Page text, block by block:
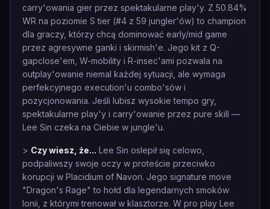
carry'owania gier przez spektakularne play'y. Z 50.84%
WR na poziomie S tier (#4 z 59 jungler'ów) to champion
dla graczy, którzy chcą dominować early/mid game
przez agresywne ganki i skirmish'e. Jego kit z Q-
gapclose'em, W-mobility i R-insec'ami pozwala na
outplay'owanie niemal każdej sytuacji, ale wymaga
perfekcyjnego execution'u combo'sów i
pozycjonowania. Jeśli lubisz wysokie tempo gry,
spektakularne play'y i carry'owanie przez pure skill —
Lee Sin czeka na Ciebie w jungle'u.
> Czy wiesz, że... Lee Sin oslepił się celowo,
podpaliwszy swoje oczy w proteście przeciwko
korupcji w Placidium of Navori. Jego signature move
"Dragon's Rage" to hołd dla legendarnych smoków
Ionii, z którymi trenował w klasztorze. W pro play Lee